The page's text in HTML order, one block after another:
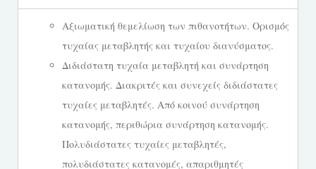
Αξιωματική θεμελίωση των πιθανοτήτων. Ορισμός
τυχαίας μεταβλητής και τυχαίου διανύσματος.
Διδιάστατη τυχαία μεταβλητή και συνάρτηση
κατανομής. Διακριτές και συνεχείς διδιάστατες
τυχαίες μεταβλητές. Από κοινού συνάρτηση
κατανομής, περιθώρια συνάρτηση κατανομής.
Πολυδιάστατες τυχαίες μεταβλητές,
πολυδιάστατες κατανομές, απαριθμητές